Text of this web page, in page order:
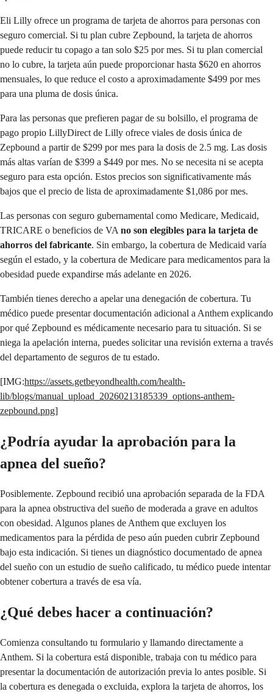
Eli Lilly ofrece un programa de tarjeta de ahorros para personas con
seguro comercial. Si tu plan cubre Zepbound, la tarjeta de ahorros
puede reducir tu copago a tan solo $25 por mes. Si tu plan comercial
no lo cubre, la tarjeta aún puede proporcionar hasta $620 en ahorros
mensuales, lo que reduce el costo a aproximadamente $499 por mes
para una pluma de dosis única.
Para las personas que prefieren pagar de su bolsillo, el programa de
pago propio LillyDirect de Lilly ofrece viales de dosis única de
Zepbound a partir de $299 por mes para la dosis de 2.5 mg. Las dosis
más altas varían de $399 a $449 por mes. No se necesita ni se acepta
seguro para esta opción. Estos precios son significativamente más
bajos que el precio de lista de aproximadamente $1,086 por mes.
Las personas con seguro gubernamental como Medicare, Medicaid,
TRICARE o beneficios de VA no son elegibles para la tarjeta de
ahorros del fabricante. Sin embargo, la cobertura de Medicaid varía
según el estado, y la cobertura de Medicare para medicamentos para la
obesidad puede expandirse más adelante en 2026.
También tienes derecho a apelar una denegación de cobertura. Tu
médico puede presentar documentación adicional a Anthem explicando
por qué Zepbound es médicamente necesario para tu situación. Si se
niega la apelación interna, puedes solicitar una revisión externa a través
del departamento de seguros de tu estado.
[IMG:https://assets.getbeyondhealth.com/health-
lib/blogs/manual_upload_20260213185339_options-anthem-
zepbound.png]
¿Podría ayudar la aprobación para la
apnea del sueño?
Posiblemente. Zepbound recibió una aprobación separada de la FDA
para la apnea obstructiva del sueño de moderada a grave en adultos
con obesidad. Algunos planes de Anthem que excluyen los
medicamentos para la pérdida de peso aún pueden cubrir Zepbound
bajo esta indicación. Si tienes un diagnóstico documentado de apnea
del sueño con un estudio de sueño calificado, tu médico puede intentar
obtener cobertura a través de esa vía.
¿Qué debes hacer a continuación?
Comienza consultando tu formulario y llamando directamente a
Anthem. Si la cobertura está disponible, trabaja con tu médico para
presentar la documentación de autorización previa lo antes posible. Si
la cobertura es denegada o excluida, explora la tarjeta de ahorros, los